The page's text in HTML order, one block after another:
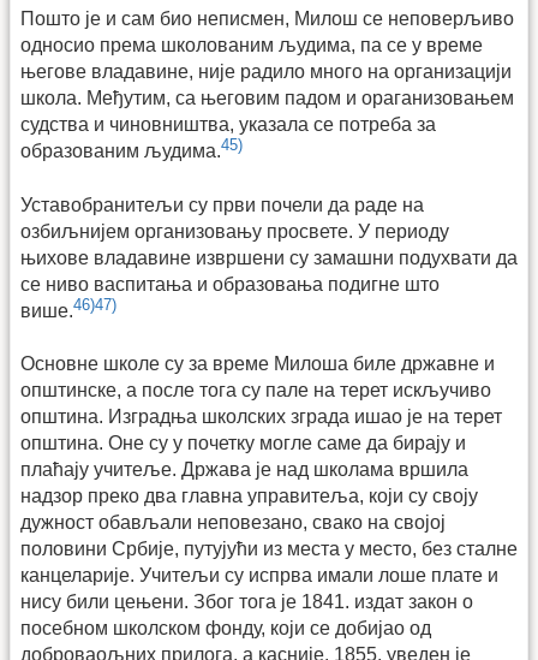
Пошто је и сам био неписмен, Милош се неповерљиво
односио према школованим људима, па се у време
његове владавине, није радило много на организацији
школа. Међутим, са његовим падом и ораганизовањем
судства и чиновништва, указала се потреба за
образованим људима.45)
Уставобранитељи су први почели да раде на
озбиљнијем организовању просвете. У периоду
њихове владави­не извршени су замашни подухвати да
се ниво васпитања и образовања подигне што
више.46)47)
Основне школе су за време Милоша биле државне и
општинске, а после тога су пале на терет искључиво
општина. Изградња школских зграда ишао је на терет
општина. Оне су у почетку могле саме да бирају и
плаћају учитеље. Држава је над школама вршила
надзор преко два главна управитеља, који су своју
дужност обављали неповезано, свако на својој
половини Србије, путујући из места у место, без сталне
канцеларије. Учитељи су испрва имали лоше плате и
нису били цењени. Због тога је 1841. издат закон о
посебном школском фонду, који се добијао од
доброваољних прилога, а касније, 1855. уведен је